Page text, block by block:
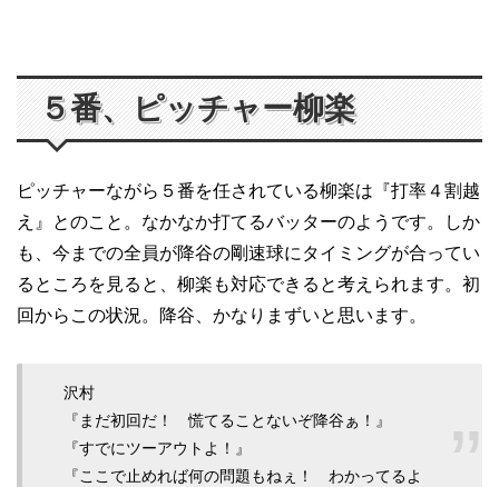
５番、ピッチャー柳楽
ピッチャーながら５番を任されている柳楽は『打率４割越
え』とのこと。なかなか打てるバッターのようです。しか
も、今までの全員が降谷の剛速球にタイミングが合ってい
るところを見ると、柳楽も対応できると考えられます。初
回からこの状況。降谷、かなりまずいと思います。
沢村
『まだ初回だ！ 慌てることないぞ降谷ぁ！』
『すでにツーアウトよ！』
『ここで止めれば何の問題もねぇ！ わかってるよ